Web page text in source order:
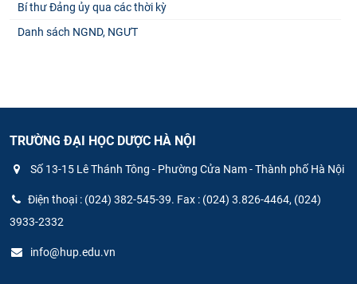
Bí thư Đảng ủy qua các thời kỳ
Danh sách NGND, NGƯT
TRƯỜNG ĐẠI HỌC DƯỢC HÀ NỘI
Số 13-15 Lê Thánh Tông - Phường Cửa Nam - Thành phố Hà Nội
Điện thoại : (024) 382-545-39. Fax : (024) 3.826-4464, (024)
3933-2332
info@hup.edu.vn